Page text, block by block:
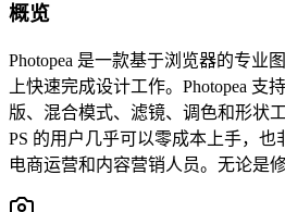
概览
Photopea 是一款基于浏览器的专业
上快速完成设计工作。Photopea
版、混合模式、滤镜、调色和形状
PS 的用户几乎可以零成本上手，也
电商运营和内容营销人员。无论是